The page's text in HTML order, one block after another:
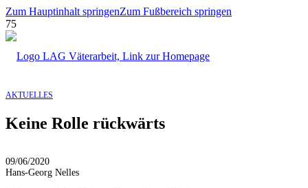
Zum Hauptinhalt springenZum Fußbereich springen
AKTUELLES
Keine Rolle rückwärts
09/06/2020
Hans-Georg Nelles